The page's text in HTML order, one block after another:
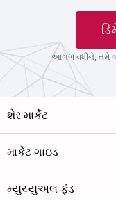
આગળ વધીને, તમે
શેર માર્કેટ
માર્કેટ ગાઇડ
મ્યુચ્યુઅલ ફંડ